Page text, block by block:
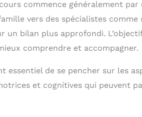
des spectacles de
monster trucks, des
concerts, des feux
d'artifice, des activités
jardinage, etc. Protection
des casques antibruit
différentes tailles de
les
commence généralement par
vers des spécialistes comme
bilan plus approfondi.
comprendre et accompagner.
essentiel de se pencher sur les
et cognitives qui peuvent